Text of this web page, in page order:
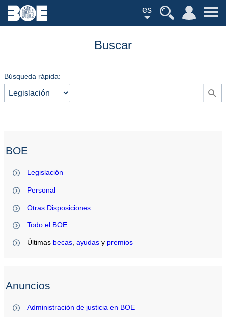
es
Buscar
Búsqueda rápida:
BOE
Legislación
Personal
Otras Disposiciones
Todo el BOE
Últimas becas ,ayudas y premios
Anuncios
Administración de justicia en BOE